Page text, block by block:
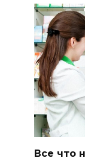
Все что